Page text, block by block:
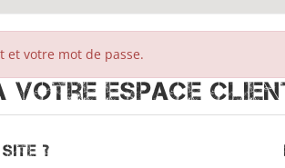
et votre mot de passe.
votre espace
?